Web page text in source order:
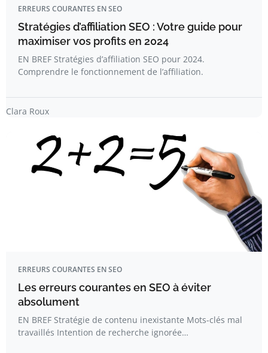
ERREURS COURANTES EN SEO
Stratégies d’affiliation SEO : Votre guide pour
maximiser vos profits en 2024
EN BREF Stratégies d’affiliation SEO pour 2024.
Comprendre le fonctionnement de l’affiliation.
Clara Roux
ERREURS COURANTES EN SEO
Les erreurs courantes en SEO à éviter
absolument
EN BREF Stratégie de contenu inexistante Mots-clés mal
travaillés Intention de recherche ignorée…